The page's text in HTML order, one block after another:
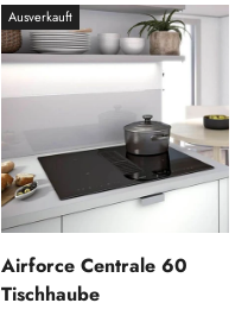
Ausverkauft
Airforce Centrale 60
Tischhaube